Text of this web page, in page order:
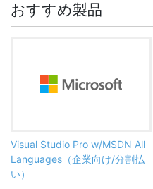
おすすめ製品
Visual Studio Pro w/MSDN All
Languages（企業向け/分割払
い）